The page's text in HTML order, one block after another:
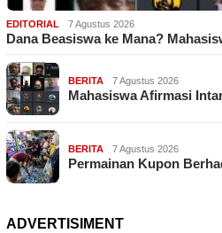
EDITORIAL 7 Agustus 2026
Dana Beasiswa ke Mana?
BERITA 7 Agustus 2026
Mahasiswa Afirmasi
BERITA 7 Agustus 2026
Permainan Kupon
ADVERTISIMENT